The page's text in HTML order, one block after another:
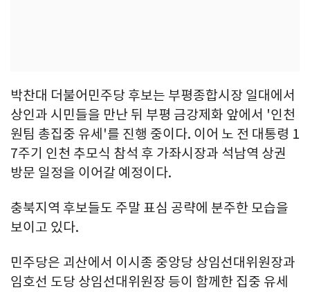
박찬대 더불어민주당 후보는 부평종합시장 일대에서
상인과 시민들을 만난 뒤 부평 금강제화 앞에서 '인천
원팀 총집중 유세'를 진행 중이다. 이어 노 전 대통령 1
7주기 인천 추모식 참석 후 가좌시장과 석남역 상권
방문 일정을 이어갈 예정이다.
충북지역 후보들도 주말 표심 공략에 분주한 모습을
보이고 있다.
민주당은 괴산에서 이시종 중앙당 상임선대위원장과
임호선 도당 상임선대위원장 등이 함께한 집중 유세